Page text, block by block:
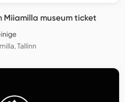
Miiamilla museum ticket
Tallinn